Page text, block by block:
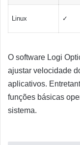
Linux ✓
O software Logi
ajustar velocidade
aplicativos.
funções básicas
sistema.